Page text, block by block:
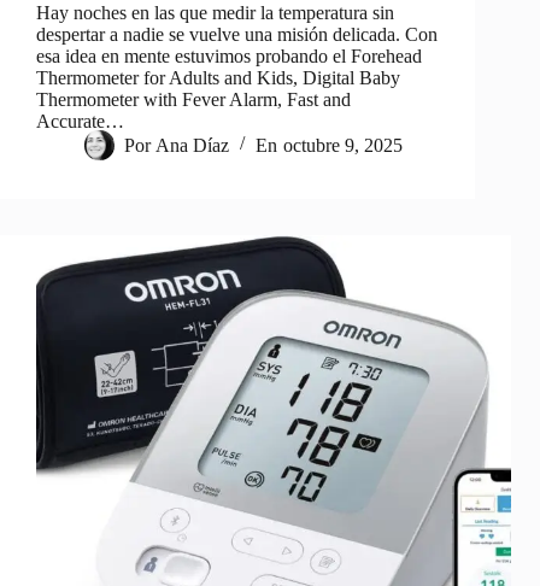
Hay noches en las que medir la temperatura sin
despertar a nadie se vuelve una misión delicada. Con
esa idea en mente estuvimos probando el Forehead
Thermometer for Adults and Kids, Digital Baby
Thermometer with Fever Alarm, Fast and
Accurate…
Por Ana Díaz En octubre 9, 2025